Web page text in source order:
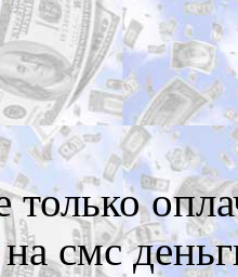
на смс